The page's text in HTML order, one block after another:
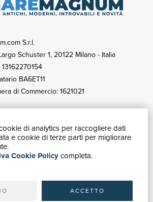
di analytics per raccogliere dati
e cookie di terze parti per migliorare
Cookie Policycompleta.
ACCETTO
S.r.l.
Schuster 1, 20122 Milano - Italia
BA6ET11
di Commercio: 1621021
GUIDA ACQUISTI
Catalogo
Ricerca avanzata
Spedizioni